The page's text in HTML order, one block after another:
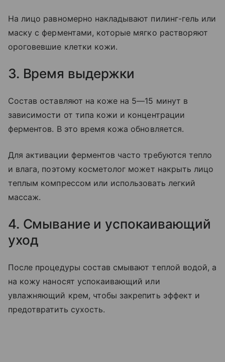
На лицо равномерно накладывают пилинг-гель или
маску с ферментами, которые мягко растворяют
ороговевшие клетки кожи.
3. Время выдержки
Состав оставляют на коже на 5—15 минут в
зависимости от типа кожи и концентрации
ферментов. В это время кожа обновляется.
Для активации ферментов часто требуются тепло
и влага, поэтому косметолог может накрыть лицо
теплым компрессом или использовать легкий
массаж.
4. Смывание и успокаивающий
уход
После процедуры состав смывают теплой водой, а
на кожу наносят успокаивающий или
увлажняющий крем, чтобы закрепить эффект и
предотвратить сухость.